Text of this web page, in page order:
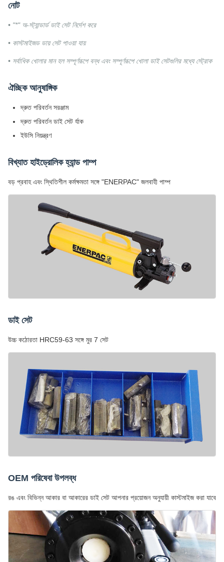
নোট
• "*" অ-স্ট্যান্ডার্ড ডাই সেট নির্দেশ করে
• কাস্টমাইজড ডায় সেট পাওয়া যায়
• সর্বাধিক খোলার মান হল সম্পূর্ণরূপে বন্ধ এবং সম্পূর্ণরূপে খোলা ডাই সেটগুলির মধ্যে স্ট্রোক
ঐচ্ছিক আনুষাঙ্গিক
দ্রুত পরিবর্তন সরঞ্জাম
দ্রুত পরিবর্তন ডাই সেট র্যাক
ইউসি নিয়ন্ত্রণ
বিখ্যাত হাইড্রোলিক হ্যান্ড পাম্প
বড় প্রবাহ এবং স্থিতিশীল কর্মক্ষমতা সঙ্গে "ENERPAC" জলবাহী পাম্প
ডাই সেট
উচ্চ কঠোরতা HRC59-63 সঙ্গে মুর 7 সেট
OEM পরিষেবা উপলব্ধ
রঙ এবং বিভিন্ন আকার বা আকারের ডাই সেট আপনার প্রয়োজন অনুযায়ী কাস্টমাইজ করা যাবে